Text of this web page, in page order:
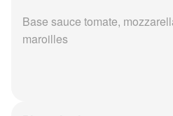
Base sauce tomate,
maroilles